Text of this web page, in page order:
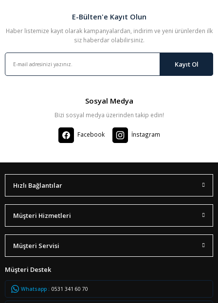
Bu ürüne ilk yorumu siz yapın!
Yorum Yaz
E-Bülten'e Kayıt Olun
Haber listemize kayıt olarak kampanyalardan, indirim ve yeni ürünlerden ilk
siz haberdar olabilirsiniz.
Kayıt Ol
Sosyal Medya
Bizi sosyal medya üzerinden takip edin!
Facebook İnstagram
Hızlı Bağlantılar
Müşteri Hizmetleri
Müşteri Servisi
Müşteri Destek
Whatsapp : 0531 341 60 70